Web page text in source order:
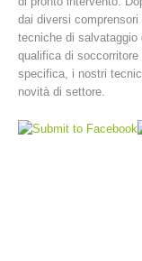
Stazioni del
dai diversi
tecniche di salvataggio
qualifica di
specifica, i nostri
novità di settore.